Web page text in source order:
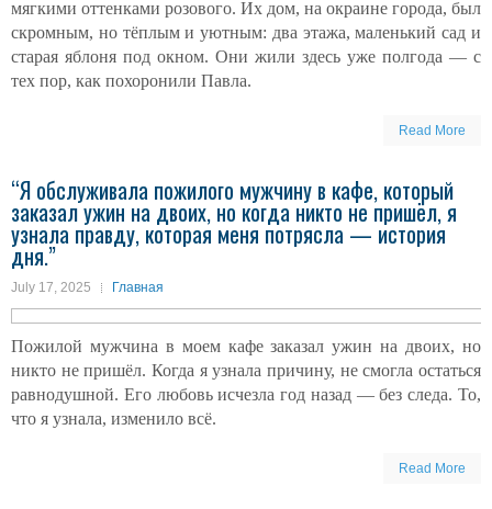
мягкими оттенками розового. Их дом, на окраине города, был
скромным, но тёплым и уютным: два этажа, маленький сад и
старая яблоня под окном. Они жили здесь уже полгода — с
тех пор, как похоронили Павла.
Read More
“Я обслуживала пожилого мужчину в кафе, который
заказал ужин на двоих, но когда никто не пришёл, я
узнала правду, которая меня потрясла — история
дня.”
July 17, 2025 Главная
Пожилой мужчина в моем кафе заказал ужин на двоих, но
никто не пришёл. Когда я узнала причину, не смогла остаться
равнодушной. Его любовь исчезла год назад — без следа. То,
что я узнала, изменило всё.
Read More